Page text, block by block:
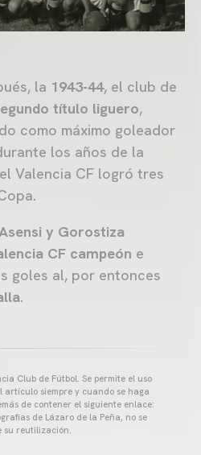
la 1943-44, el club de
título liguero,
como máximo goleador
los años de la
Valencia CF logró tres
y Gorostiza
CF campeón e
goles al, por entonces
.
Club de Fútbol. Se permite el uso
siempre y cuando se haga
de contener el siguiente enlace:
de Lázaro de la Peña, no se
su reutilización.